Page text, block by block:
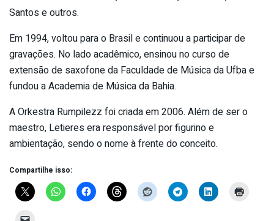
Santos e outros.
Em 1994, voltou para o Brasil e continuou a participar de
gravações. No lado acadêmico, ensinou no curso de
extensão de saxofone da Faculdade de Música da Ufba e
fundou a Academia de Música da Bahia.
A Orkestra Rumpilezz foi criada em 2006. Além de ser o
maestro, Letieres era responsável por figurino e
ambientação, sendo o nome à frente do conceito.
Compartilhe isso: